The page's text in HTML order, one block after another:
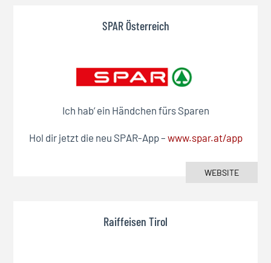
SPAR Österreich
Ich hab‘ ein Händchen fürs Sparen
Hol dir jetzt die neu SPAR-App – www.spar.at/app
WEBSITE
Raiffeisen Tirol